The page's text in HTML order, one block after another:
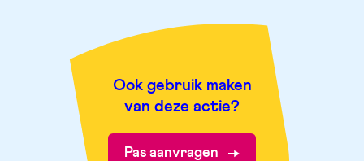
Ook gebruik maken
van deze actie?
Pas aanvragen